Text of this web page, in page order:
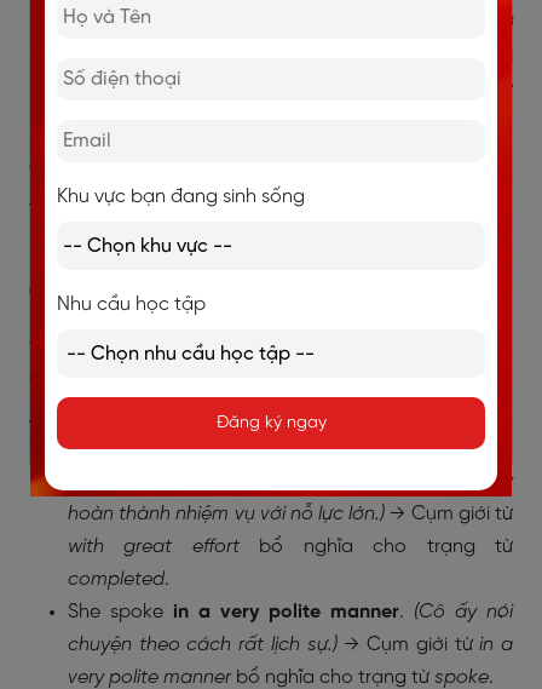
I’minterested in learning new languages
(Tôi
từ in learning new languages
bổ nghĩa cho tính từ
thêm về cảm xúc, trạng thái hoặc đặc điểm của chủ
ngữ.
Cụm giới từ bổ nghĩa cho trạng từ
Cụm giới từ có thể bổ nghĩa cho trạng từ để làm rõ
cách thức hoặc mức độ của hành động.
Ví dụ:
(Anh ấy
hoàn thành nhiệm vụ với nỗ lực lớn.) → Cụm giới từ
with great effortbổ nghĩa cho trạng từ
completed.
She spoke in a very polite manner. (Cô ấy nói
chuyện theo cách rất lịch sự.)→ Cụm giới từin a
very polite mannerbổ nghĩa cho trạng từ spoke.
Khu vực bạn đang sinh sống
Nhu cầu học tập
Đăng ký ngay